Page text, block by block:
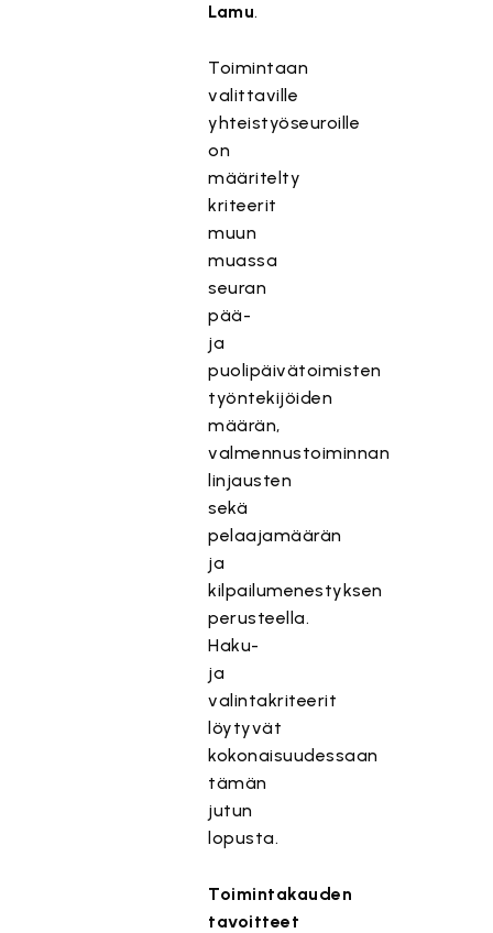
Lamu.
Toimintaan
valittaville
yhteistyöseuroille
on
määritelty
kriteerit
muun
muassa
seuran
pää-
ja
puolipäivätoimisten
työntekijöiden
määrän,
valmennustoiminnan
linjausten
sekä
pelaajamäärän
ja
kilpailumenestyksen
perusteella.
Haku-
ja
valintakriteerit
löytyvät
kokonaisuudessaan
tämän
jutun
lopusta.
Toimintakauden
tavoitteet